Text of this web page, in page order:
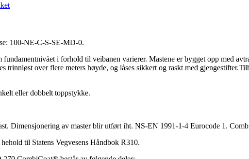
100-NE-C-S-SE-MD-0.
i forhold til veibanen varierer. Mastene er bygget opp med
trinnløst over flere meters høyde, og låses sikkert og raskt med
eller dobbelt toppstykke.
Dimensjonering av master blir utført iht. NS-EN 1991-1-4 Eurocode 1.
til Statens Vegvesens Håndbok R310.